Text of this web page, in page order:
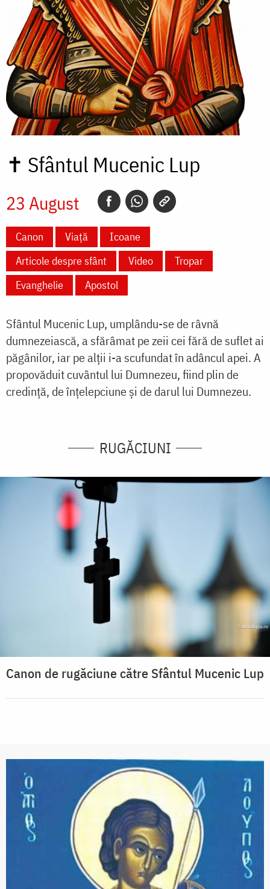
✝ Sfântul Mucenic Lup
23 August
Canon Viață
Icoane
Articole despre sfânt
Video
Tropar
Evanghelie
Apostol
Sfântul Mucenic Lup, umplându-se de râvnă
dumnezeiască, a sfărâmat pe zeii cei fără de suflet ai
păgânilor, iar pe alții i-a scufundat în adâncul apei. A
propovăduit cuvântul lui Dumnezeu, fiind plin de
credință, de înțelepciune și de darul lui Dumnezeu.
RUGĂCIUNI
Canon de rugăciune către Sfântul Mucenic Lup